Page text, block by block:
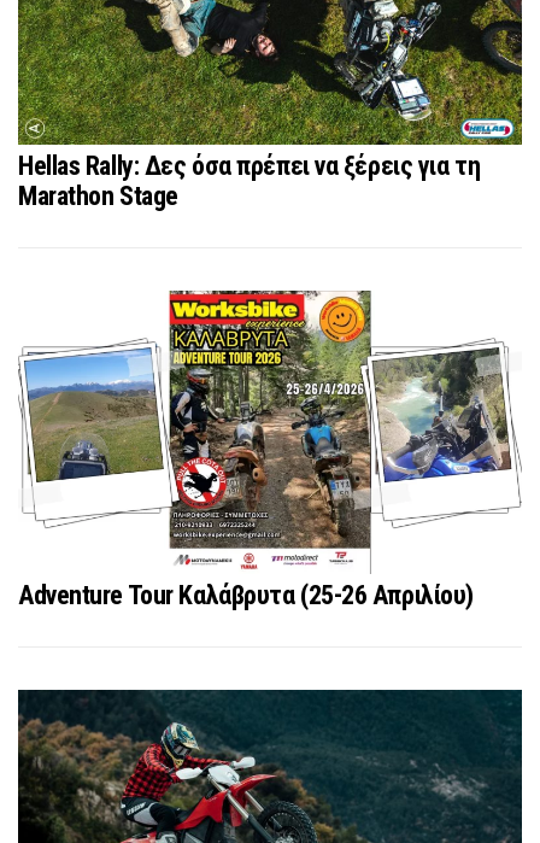
Hellas Rally: Δες όσα πρέπει να ξέρεις για τη
Marathon Stage
Adventure Tour Καλάβρυτα (25-26 Απριλίου)